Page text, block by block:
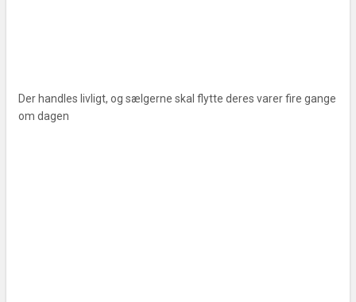
Der handles livligt, og sælgerne skal flytte deres varer fire gange
om dagen